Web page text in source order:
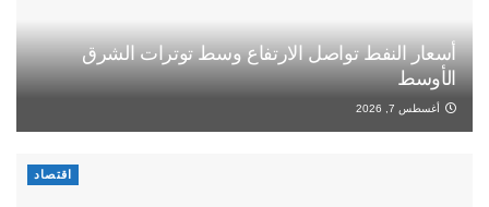
أسعار النفط تواصل الارتفاع وسط توترات الشرق
الأوسط
أغسطس 7, 2026
اقتصاد